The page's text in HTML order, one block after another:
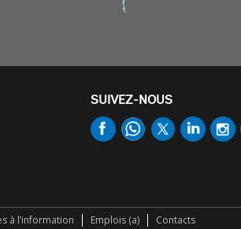
SUIVEZ-NOUS
à l’information Emplois (a) Contacts